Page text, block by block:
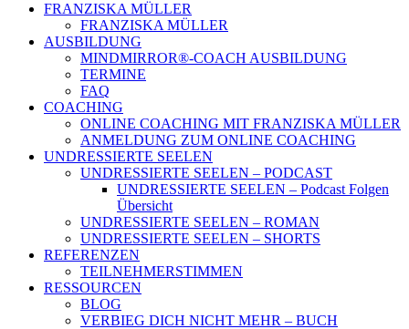
FRANZISKA MÜLLER
FRANZISKA MÜLLER
AUSBILDUNG
MINDMIRROR®-COACH AUSBILDUNG
TERMINE
FAQ
COACHING
ONLINE COACHING MIT FRANZISKA MÜLLER
ANMELDUNG ZUM ONLINE COACHING
UNDRESSIERTE SEELEN
UNDRESSIERTE SEELEN – PODCAST
UNDRESSIERTE SEELEN – Podcast Folgen
Übersicht
UNDRESSIERTE SEELEN – ROMAN
UNDRESSIERTE SEELEN – SHORTS
REFERENZEN
TEILNEHMERSTIMMEN
RESSOURCEN
BLOG
VERBIEG DICH NICHT MEHR – BUCH